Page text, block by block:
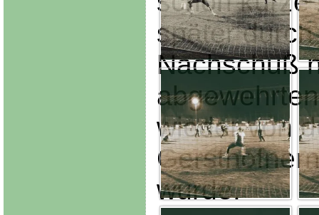
später
Nachschuß
wieder von
wurde.